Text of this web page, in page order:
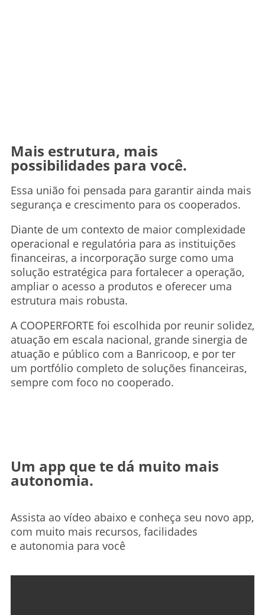
Mais estrutura, mais
possibilidades para você.
Essa união foi pensada para garantir ainda mais
segurança e crescimento para os cooperados.
Diante de um contexto de maior complexidade
operacional e regulatória para as instituições
financeiras, a incorporação surge como uma
solução estratégica para fortalecer a operação,
ampliar o acesso a produtos e oferecer uma
estrutura mais robusta.
A COOPERFORTE foi escolhida por reunir solidez,
atuação em escala nacional, grande sinergia de
atuação e público com a Banricoop, e por ter
um portfólio completo de soluções financeiras,
sempre com foco no cooperado.
Um app que te dá muito mais
autonomia.
Assista ao vídeo abaixo e conheça seu novo app,
com muito mais recursos, facilidades
e autonomia para você